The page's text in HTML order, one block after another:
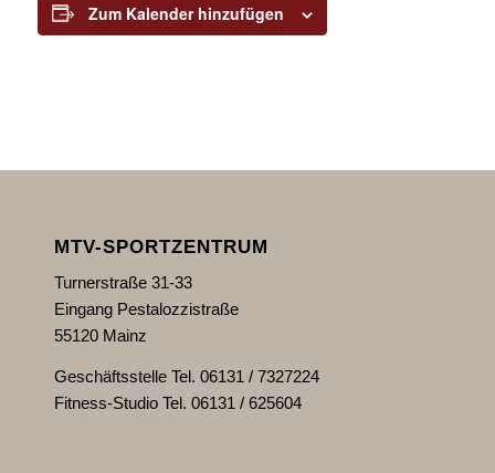
Zum Kalender hinzufügen
MTV-SPORTZENTRUM
Turnerstraße 31-33
Eingang Pestalozzistraße
55120 Mainz
Geschäftsstelle Tel. 06131 / 7327224
Fitness-Studio Tel. 06131 / 625604